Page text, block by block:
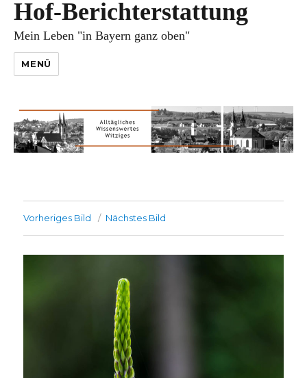
Hof-Berichterstattung
Mein Leben "in Bayern ganz oben"
MENÜ
Vorheriges Bild Nächstes Bild